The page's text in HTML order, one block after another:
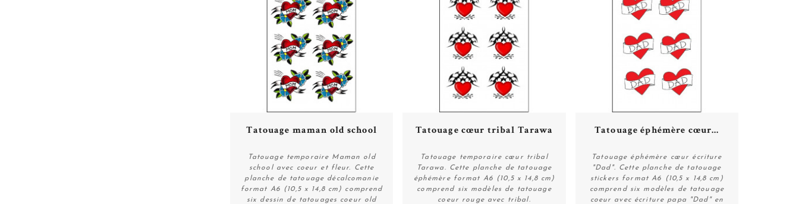
Voir
Tatouage maman old school
Tatouage temporaire Maman old
school avec coeur et fleur. Cette
planche de tatouage décalcomanie
format A6 (10,5 x 14,8 cm) comprend
six dessin de tatouages coeur old
Voir
Tatouage cœur tribal Tarawa
Tatouage temporaire cœur tribal
Tarawa. Cette planche de tatouage
éphémère format A6 (10,5 x 14,8 cm)
comprend six modèles de tatouage
coeur rouge avec tribal.
Voir
Tatouage éphémère cœur...
Tatouage éphémère cœur écriture
"Dad". Cette planche de tatouage
stickers format A6 (10,5 x 14,8 cm)
comprend six modèles de tatouage
coeur avec écriture papa "Dad" en